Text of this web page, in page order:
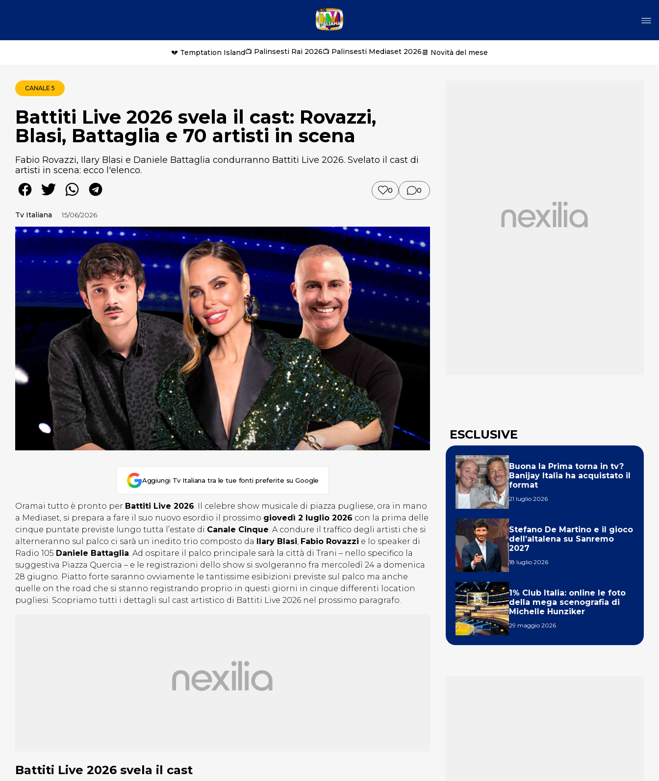
💔 Temptation Island📺 Palinsesti Rai 2026📺 Palinsesti Mediaset 2026📆 Novità del mese
CANALE 5
Battiti Live 2026 svela il cast: Rovazzi,
Blasi, Battaglia e 70 artisti in scena
Fabio Rovazzi, Ilary Blasi e Daniele Battaglia condurranno Battiti Live 2026. Svelato il cast di
artisti in scena: ecco l'elenco.
0 0
Tv Italiana 15/06/2026
Aggiungi Tv Italiana tra le tue fonti preferite su Google
Oramai tutto è pronto per Battiti Live 2026 . Il celebre show musicale di piazza pugliese, ora in mano
a Mediaset, si prepara a fare il suo nuovo esordio il prossimo giovedì 2 luglio 2026 con la prima delle
cinque puntate previste lungo tutta l’estate di Canale Cinque . A condure il traffico degli artisti che si
alterneranno sul palco ci sarà un inedito trio composto da Ilary Blasi Fabio Rovazzi e lo speaker di
Radio 105 Daniele Battaglia . Ad ospitare il palco principale sarà la città di Trani – nello specifico la
suggestiva Piazza Quercia – e le registrazioni dello show si svolgeranno fra mercoledì 24 a domenica
28 giugno. Piatto forte saranno ovviamente le tantissime esibizioni previste sul palco ma anche
quelle on the road che si stanno registrando proprio in questi giorni in cinque differenti location
pugliesi. Scopriamo tutti i dettagli sul cast artistico di Battiti Live 2026 nel prossimo paragrafo.
Battiti Live 2026 svela il cast
ESCLUSIVE
Buona la Prima torna in tv?
Banijay Italia ha acquistato il
format
21 luglio 2026
Stefano De Martino e il gioco
dell’altalena su Sanremo
2027
18 luglio 2026
1% Club Italia: online le foto
della mega scenografia di
Michelle Hunziker
29 maggio 2026